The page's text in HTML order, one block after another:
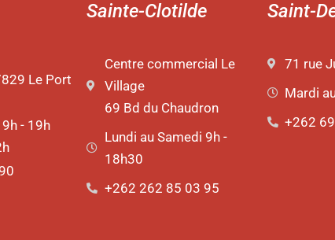
Le Port
- 19h
Sainte-Clotilde
Centre commercial Le
Village
69 Bd du Chaudron
Lundi au Samedi 9h -
18h30
+262 262 85 03 95
Saint-
71 rue
Mardi
+262